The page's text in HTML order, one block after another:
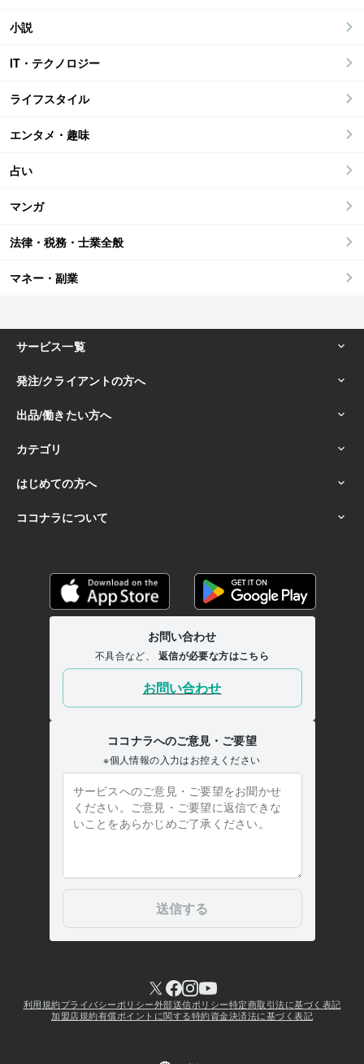
小説
IT・テクノロジー
ライフスタイル
エンタメ・趣味
占い
マンガ
法律・税務・士業全般
マネー・副業